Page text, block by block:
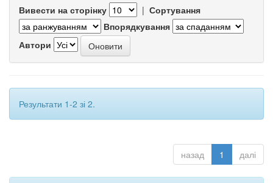
Вивести на сторінку | Сортування
Впорядкування
Автори
Результати 1-2 зі 2.
назад 1 далі